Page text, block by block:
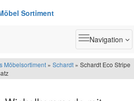
Toggle
Navigation
Möbelsortiment » Schardt » Schardt Eco Stripe